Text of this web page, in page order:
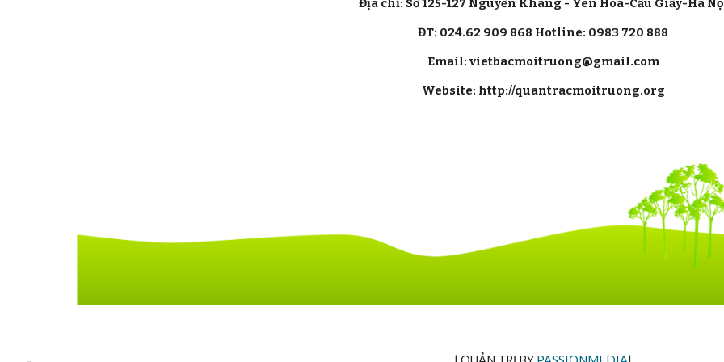
Địa chỉ: Số 125-127 Nguyễn Khang - Yên Hòa-Cầu Giấy-Hà
ĐT: 024.62 909 868 Hotline: 0983 720 888
Email: vietbacmoitruong@gmail.com
Website: http://quantracmoitruong.org